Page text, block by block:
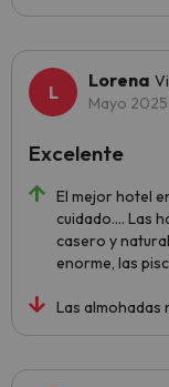
Lorena
Mayo 2025
El mejor hotel
cuidado…. Las
casero y
enorme, las
Las almohadas
Excelente